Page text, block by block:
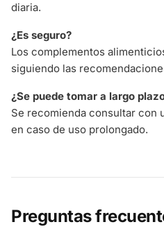
diaria.
¿Es seguro?
Los complementos
siguiendo las
¿Se puede tomar a largo
Se recomienda consultar con
en caso de uso prolongado.
Preguntas